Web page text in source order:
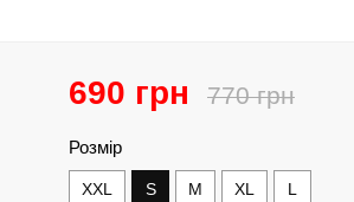
690 грн 770 грн
Розмір
XXL S M XL L